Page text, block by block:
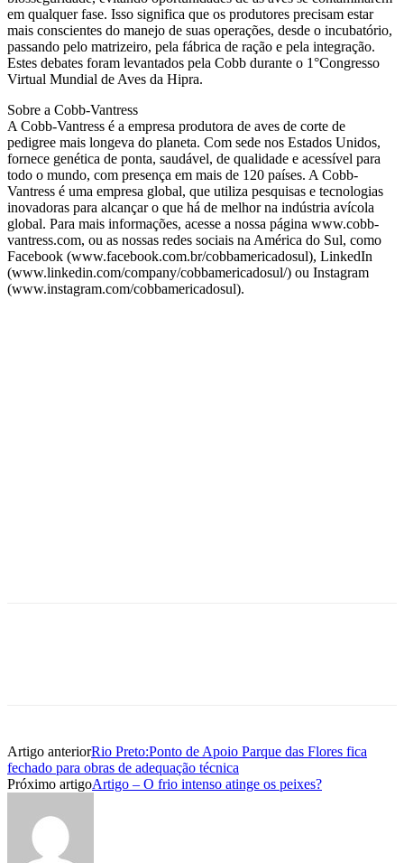
em qualquer fase. Isso significa que os produtores precisam estar
mais conscientes do manejo de suas operações, desde o incubatório,
passando pelo matrizeiro, pela fábrica de ração e pela integração.
Estes debates foram levantados pela Cobb durante o 1°Congresso
Virtual Mundial de Aves da Hipra.
Sobre a Cobb-Vantress
A Cobb-Vantress é a empresa produtora de aves de corte de
pedigree mais longeva do planeta. Com sede nos Estados Unidos,
fornece genética de ponta, saudável, de qualidade e acessível para
todo o mundo, com presença em mais de 120 países. A Cobb-
Vantress é uma empresa global, que utiliza pesquisas e tecnologias
inovadoras para alcançar o que há de melhor na indústria avícola
global. Para mais informações, acesse a nossa página www.cobb-
vantress.com, ou as nossas redes sociais na América do Sul, como
Facebook (www.facebook.com.br/cobbamericadosul), LinkedIn
(www.linkedin.com/company/cobbamericadosul/) ou Instagram
(www.instagram.com/cobbamericadosul).
Artigo anteriorRio Preto:Ponto de Apoio Parque das Flores fica
fechado para obras de adequação técnica
Próximo artigoArtigo – O frio intenso atinge os peixes?